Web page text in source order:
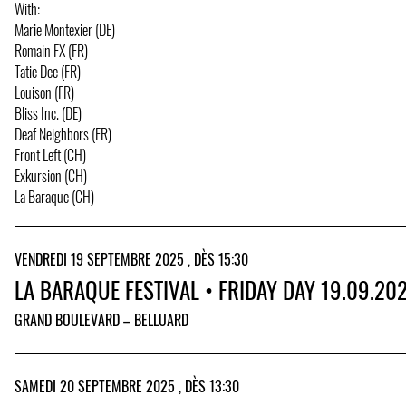
With:
Marie Montexier (DE)
Romain FX (FR)
Tatie Dee (FR)
Louison (FR)
Bliss Inc. (DE)
Deaf Neighbors (FR)
Front Left (CH)
Exkursion (CH)
La Baraque (CH)
VENDREDI 19 SEPTEMBRE 2025 , DÈS 15:30
LA BARAQUE FESTIVAL • FRIDAY DAY
GRAND BOULEVARD – BELLUARD
SAMEDI 20 SEPTEMBRE 2025 , DÈS 13:30